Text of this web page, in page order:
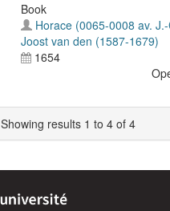
Book
Horace (0065-0008 av.
Joost van den (1587-1679)
1654
Showing results 1 to 4 of 4